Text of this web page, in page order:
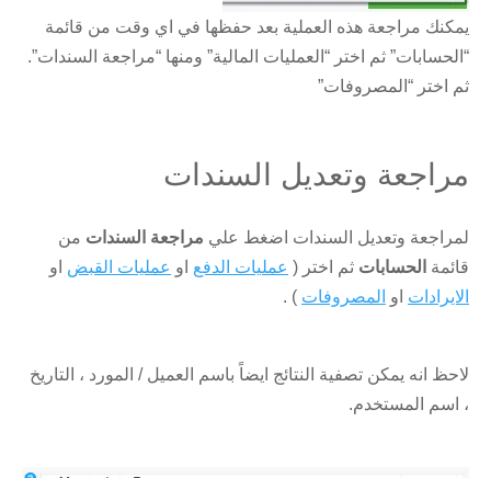
يمكنك مراجعة هذه العملية بعد حفظها في اي وقت من قائمة
“الحسابات” ثم اختر “العمليات المالية” ومنها “مراجعة السندات”.
ثم اختر “المصروفات”
مراجعة وتعديل السندات
لمراجعة وتعديل السندات اضغط علي مراجعة السندات من
قائمة الحسابات ثم اختر ( عمليات الدفع او عمليات القبض او
الايرادات او المصروفات ) .
لاحظ انه يمكن تصفية النتائج ايضاً باسم العميل / المورد ، التاريخ
، اسم المستخدم.